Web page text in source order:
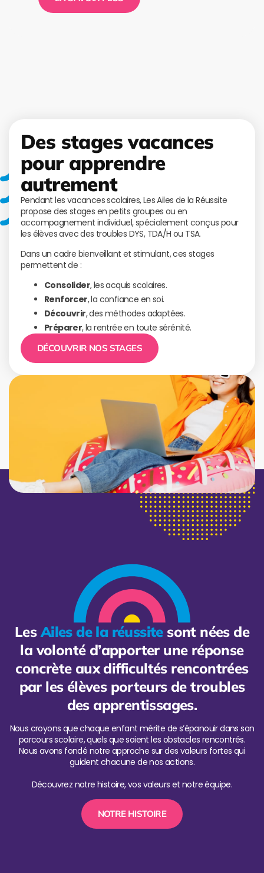
Des stages vacances
pour apprendre
autrement
Pendant les vacances scolaires, Les Ailes de la Réussite
propose des stages en petits groupes ou en
accompagnement individuel, spécialement conçus pour
les élèves avec des troubles DYS, TDA/H ou TSA.
Dans un cadre bienveillant et stimulant, ces stages
permettent de :
Consolider, les acquis scolaires.
Renforcer, la confiance en soi.
Découvrir, des méthodes adaptées.
Préparer, la rentrée en toute sérénité.
DÉCOUVRIR NOS STAGES
LesAiles de la réussitesont nées de
la volonté d’apporter une réponse
concrète aux difficultés rencontrées
par les élèves porteurs de troubles
des apprentissages.
Nous croyons que chaque enfant mérite de s’épanouir dans son
parcours scolaire, quels que soient les obstacles rencontrés.
Nous avons fondé notre approche sur des valeurs fortes qui
guident chacune de nos actions.
Découvrez notre histoire, vos valeurs et notre équipe.
NOTRE HISTOIRE